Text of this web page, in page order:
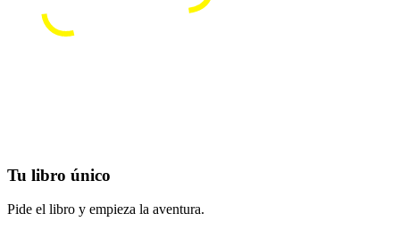
Tu libro único
Pide el libro y empieza la aventura.